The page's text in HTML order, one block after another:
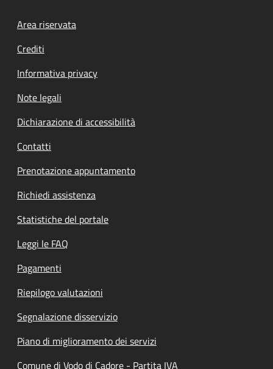
Footer menu
Area riservata
Crediti
Informativa privacy
Note legali
Dichiarazione di accessibilità
Contatti
Prenotazione appuntamento
Richiedi assistenza
Statistiche del portale
Leggi le FAQ
Pagamenti
Riepilogo valutazioni
Segnalazione disservizio
Piano di miglioramento dei servizi
Comune di Vodo di Cadore - Partita IVA